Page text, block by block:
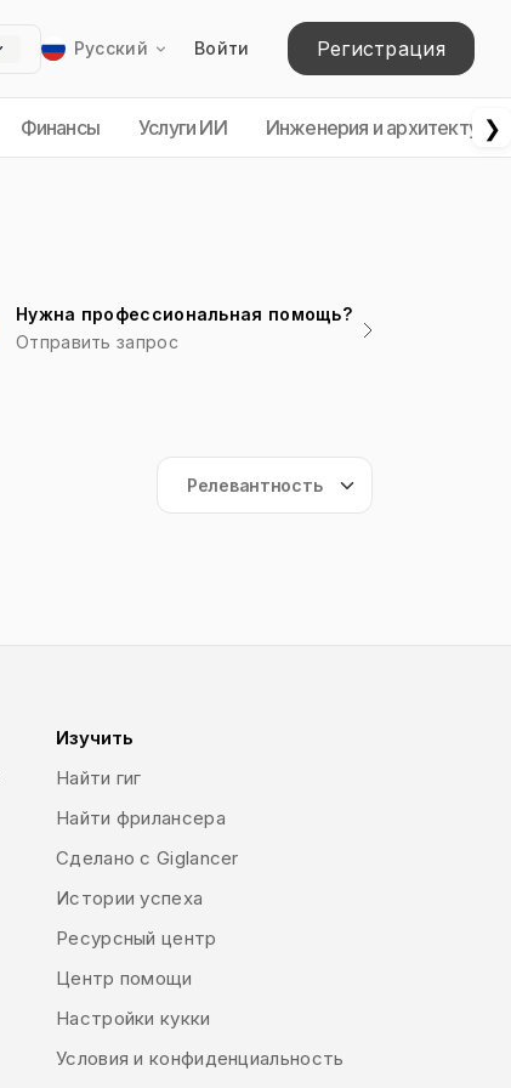
Русский Войти Регистрация
Финансы Услуги ИИ Инженерия и архитектура
❯
Нужна профессиональная помощь?
Отправить запрос
Изучить
Найти гиг
Найти фрилансера
Сделано с Giglancer
Истории успеха
Ресурсный центр
Центр помощи
Настройки кукки
Условия и конфиденциальность